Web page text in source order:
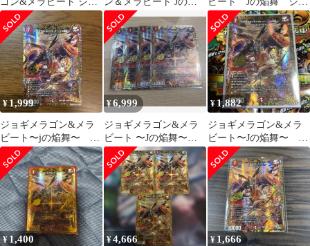
クレットレア仕様、ゴ
ールド各1枚
舞 金 シークレット シ
ク 2枚
クレット超
¥1,999
ジョギメラゴン&メラ
ビート〜jの焔舞〜 シ
ークレット
¥6,999
ジョギメラゴン&メラ
ビート 〜Jの焔舞〜
シークレット
¥1,882
ジョギメラゴン&メラ
ビート〜Jの焔舞〜 シ
ークレットレア
¥1,400 ¥4,666 ¥ 1,666